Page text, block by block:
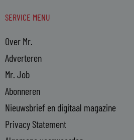
SERVICE MENU
Over Mr.
Adverteren
Mr. Job
Abonneren
Nieuwsbrief en digitaal magazine
Privacy Statement